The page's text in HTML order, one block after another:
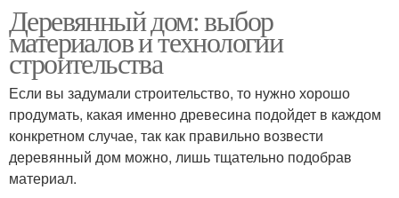
Деревянный дом: выбор
материалов и технологии
строительства
Если вы задумали строительство, то нужно хорошо
продумать, какая именно древесина подойдет в каждом
конкретном случае, так как правильно возвести
деревянный дом можно, лишь тщательно подобрав
материал.